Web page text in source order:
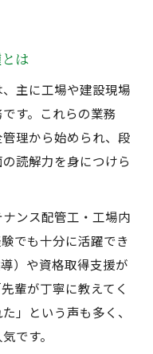
は
主に工場や建設現場
す。これらの業務
理から始められ、段
読解力を身につけら
ンス配管工・工場内
でも十分に活躍でき
）や資格取得支援が
輩が丁寧に教えてく
」という声も多く、
です。